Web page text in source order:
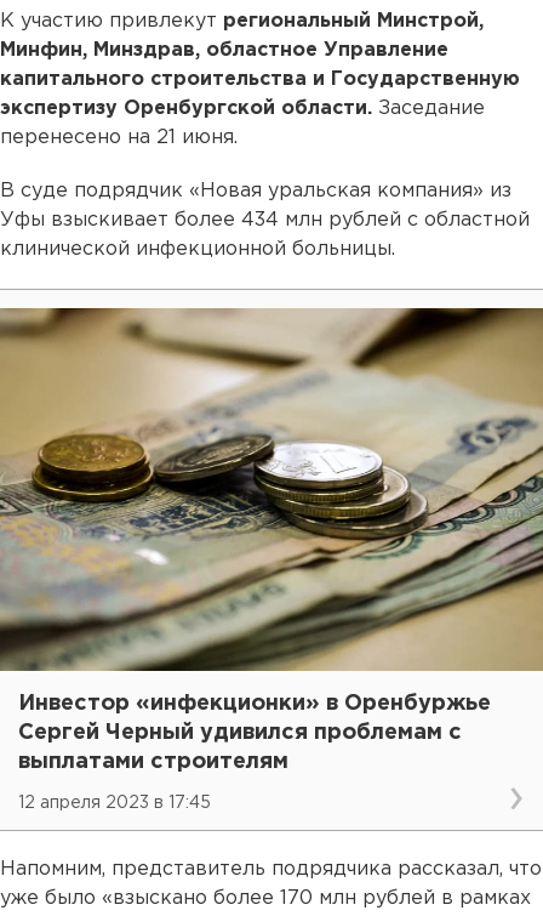
К участию привлекут региональный Минстрой,
Минфин, Минздрав, областное Управление
капитального строительства и Государственную
экспертизу Оренбургской области. Заседание
перенесено на 21 июня.
В суде подрядчик «Новая уральская компания» из
Уфы взыскивает более 434 млн рублей с областной
клинической инфекционной больницы.
Инвестор «инфекционки» в Оренбуржье
Сергей Черный удивился проблемам с
выплатами строителям
12 апреля 2023 в 17:45
Напомним, представитель подрядчика рассказал, что
уже было «взыскано более 170 млн рублей в рамках